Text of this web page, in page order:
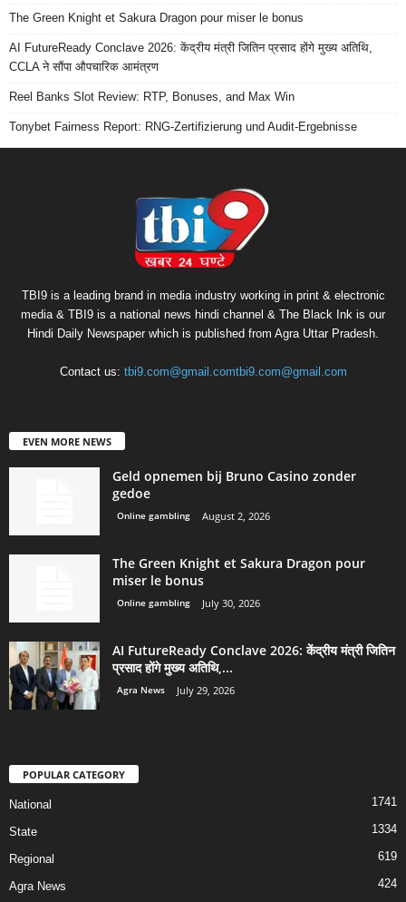
The Green Knight et Sakura Dragon pour miser le bonus
AI FutureReady Conclave 2026: केंद्रीय मंत्री जितिन प्रसाद होंगे मुख्य अतिथि,
CCLA ने सौंपा औपचारिक आमंत्रण
Reel Banks Slot Review: RTP, Bonuses, and Max Win
Tonybet Fairness Report: RNG-Zertifizierung und Audit-Ergebnisse
TBI9 is a leading brand in media industry working in print & electronic
media & TBI9 is a national news hindi channel & The Black Ink is our
Hindi Daily Newspaper which is published from Agra Uttar Pradesh.
Contact us: tbi9.com@gmail.comtbi9.com@gmail.com
EVEN MORE NEWS
Geld opnemen bij Bruno Casino zonder
gedoe
Online gambling August 2, 2026
The Green Knight et Sakura Dragon pour
miser le bonus
Online gambling July 30, 2026
AI FutureReady Conclave 2026: केंद्रीय मंत्री जितिन
प्रसाद होंगे मुख्य अतिथि,...
Agra News July 29, 2026
POPULAR CATEGORY
National 1741
State 1334
Regional 619
Agra News 424